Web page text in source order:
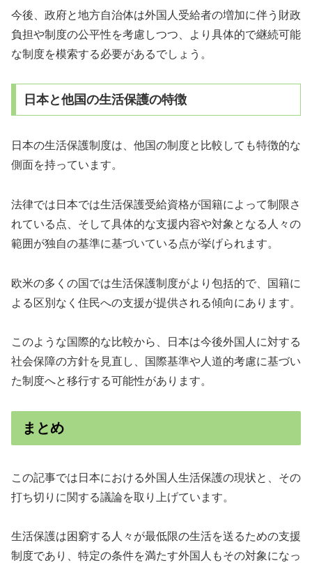
今後、政府と地方自治体は外国人受給者の増加に伴う財政
負担や制度の公平性を考慮しつつ、より具体的で継続可能
な制度を模索する必要があるでしょう。
日本と他国の生活保護の特徴
日本の生活保護制度は、他国の制度と比較しても特徴的な
側面を持っています。
法律では日本では生活保護受給資格が国籍によって制限さ
れている点、そして具体的な支援内容や対象となる人々の
範囲が独自の基準に基づいている点が挙げられます。
欧米の多くの国では生活保護制度がより包括的で、国籍に
よる区別なく住民への支援が提供される傾向にあります。
このような国際的な比較から、日本は今後外国人に対する
社会保障の方針を見直し、国際基準や人道的考慮に基づい
た制度へと移行する可能性があります。
まとめ
この記事では日本における外国人生活保護の現状と、その
打ち切りに関する議論を取り上げています。
生活保護は困窮する人々が最低限の生活を送るための支援
制度であり、特定の条件を満たす外国人もその対象になっ